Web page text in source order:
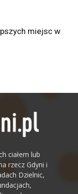
miejsc w
ciałem lub
rzecz Gdyni i
Dzielnic,